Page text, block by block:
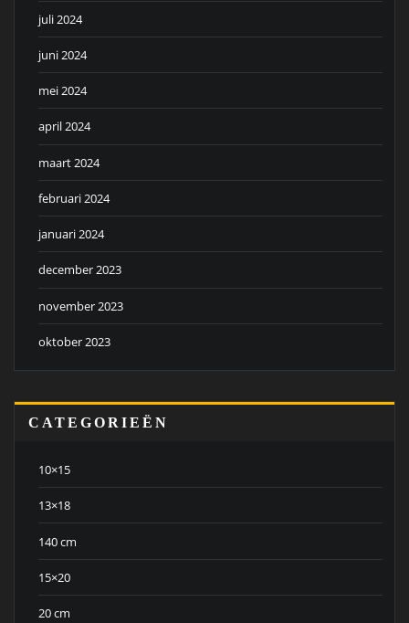
juli 2024
juni 2024
mei 2024
april 2024
maart 2024
februari 2024
januari 2024
december 2023
november 2023
oktober 2023
CATEGORIEËN
10×15
13×18
140 cm
15×20
20 cm